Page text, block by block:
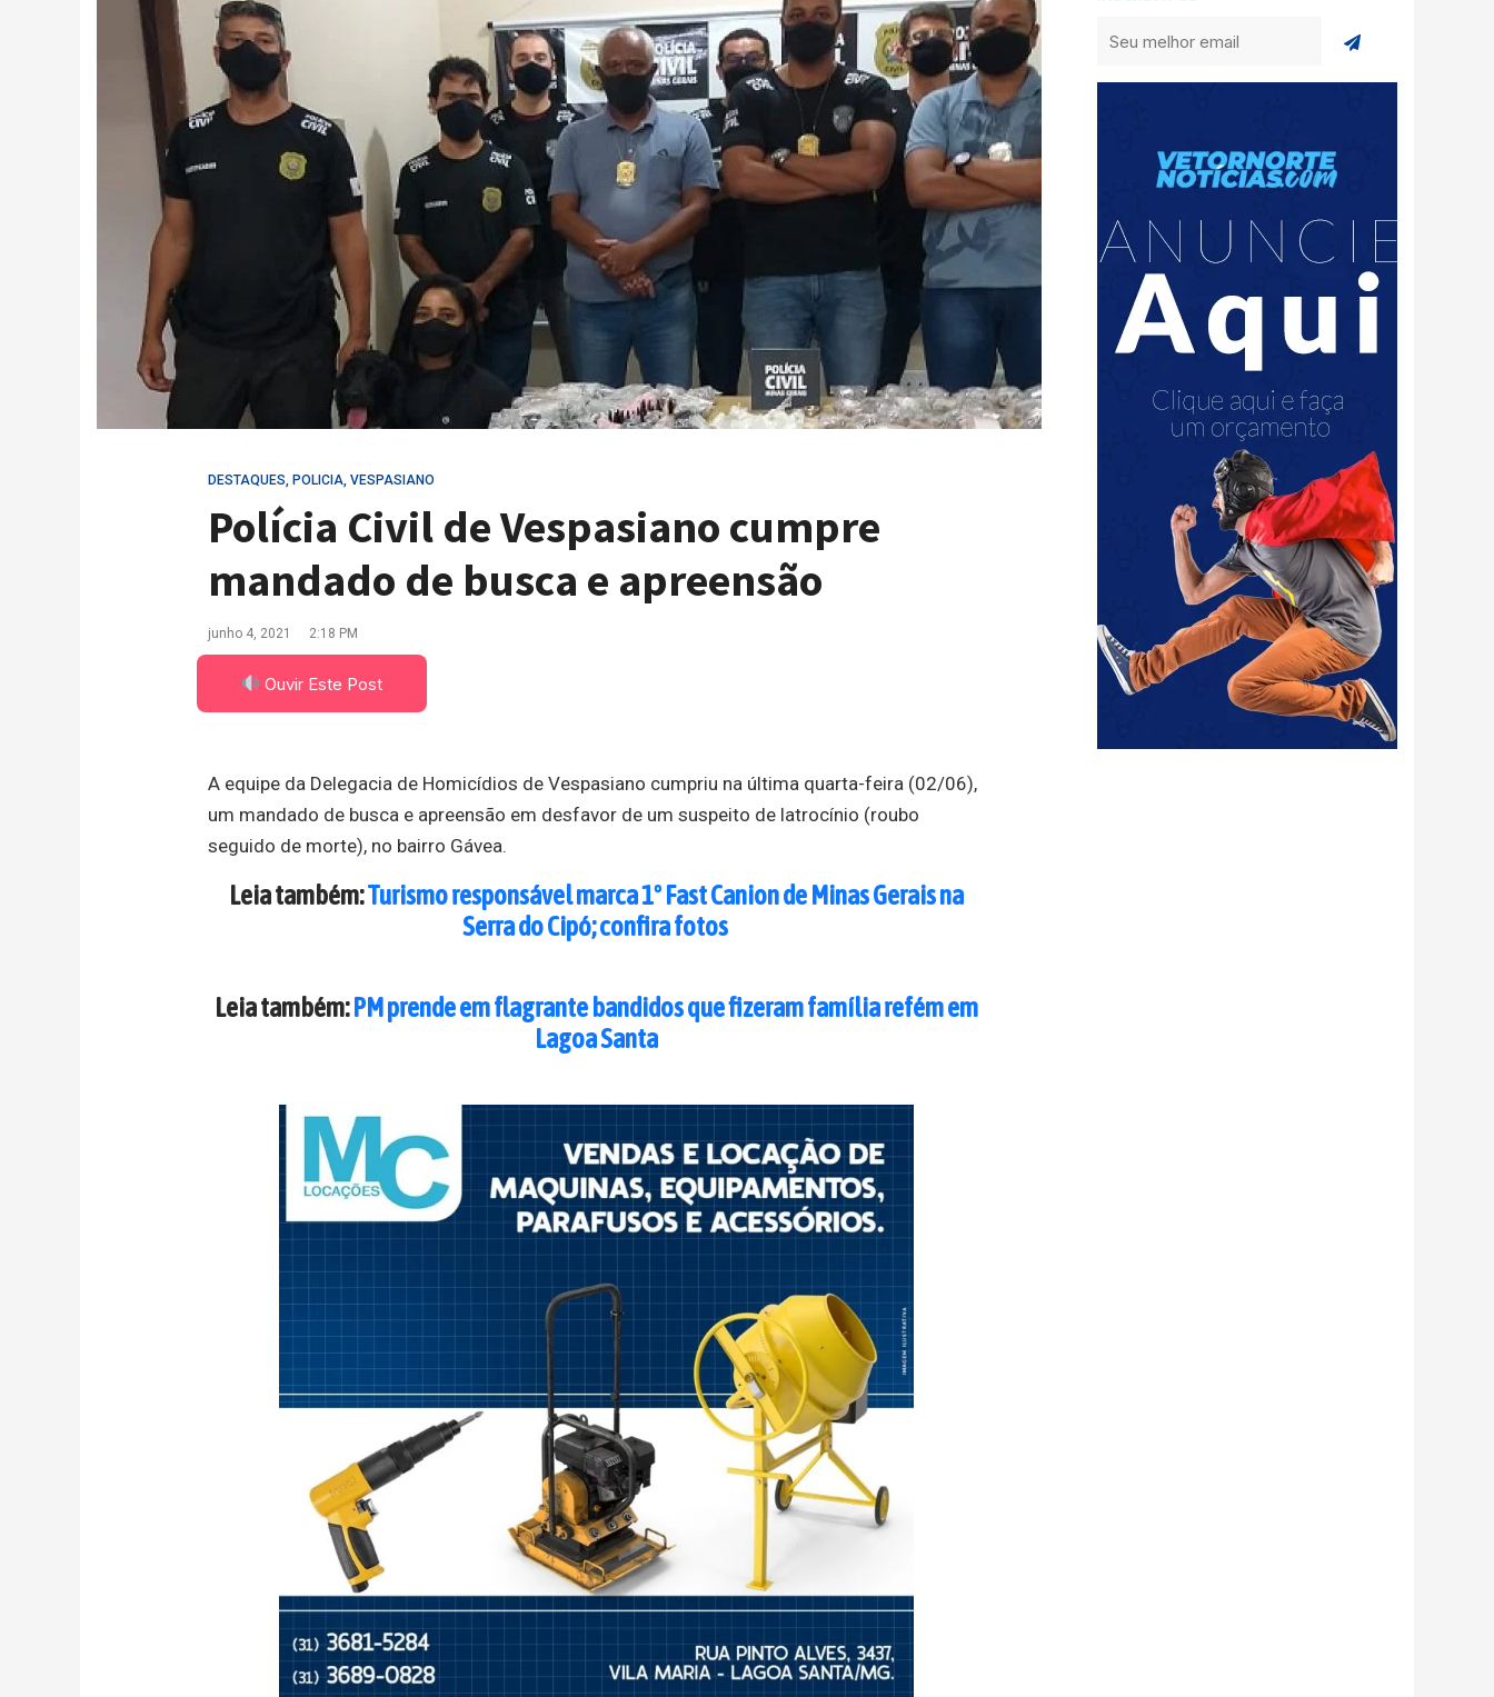
DESTAQUES, POLICIA, VESPASIANO
Polícia Civil de Vespasiano cumpre
mandado de busca e apreensão
junho 4, 2021 2:18 PM
Ouvir Este Post
A equipe da Delegacia de Homicídios de Vespasiano cumpriu na última quarta-feira (02/06),
um mandado de busca e apreensão em desfavor de um suspeito de latrocínio (roubo
seguido de morte), no bairro Gávea.
Leia também:Turismo responsável marca 1º Fast Canion de Minas Gerais na
Serra do Cipó; confira fotos
Leia também:PM prende em flagrante bandidos que fizeram família refém em
Lagoa Santa